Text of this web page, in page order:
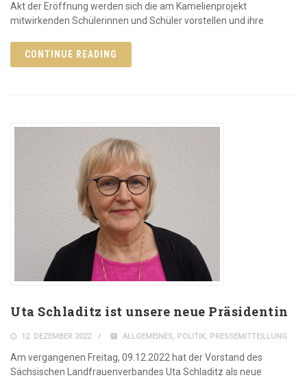
Akt der Eröffnung werden sich die am Kamelienprojekt
mitwirkenden Schülerinnen und Schüler vorstellen und ihre
CONTINUE READING
Uta Schladitz ist unsere neue Präsidentin
12. DEZEMBER 2022 ALLGEMEINES, POLITIK, PRESSEMITTEILLUNG
Am vergangenen Freitag, 09.12.2022 hat der Vorstand des
Sächsischen Landfrauenverbandes Uta Schladitz als neue